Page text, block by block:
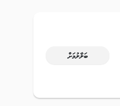
ބަލާލުމަށް